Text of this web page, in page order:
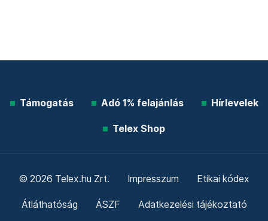
Támogatás Adó 1% felajánlás Hírlevelek
Telex Shop
© 2026 Telex.hu Zrt. Impresszum Etikai kódex
Átláthatóság ÁSZF Adatkezelési tájékoztató